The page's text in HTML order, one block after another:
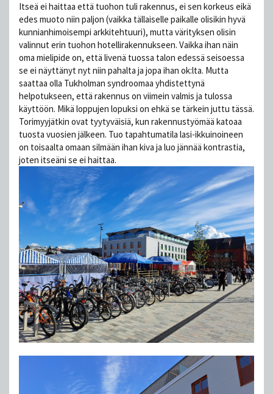
Itseä ei haittaa että tuohon tuli rakennus, ei sen korkeus eikä
edes muoto niin paljon (vaikka tällaiselle paikalle olisikin hyvä
kunnianhimoisempi arkkitehtuuri), mutta värityksen olisin
valinnut erin tuohon hotellirakennukseen. Vaikka ihan näin
oma mielipide on, että livenä tuossa talon edessä seisoessa
se ei näyttänyt nyt niin pahalta ja jopa ihan ok:lta. Mutta
saattaa olla Tukholman syndroomaa yhdistettynä
helpotukseen, että rakennus on viimein valmis ja tulossa
käyttöön. Mikä loppujen lopuksi on ehkä se tärkein juttu tässä.
Torimyyjätkin ovat tyytyväisiä, kun rakennustyömää katoaa
tuosta vuosien jälkeen. Tuo tapahtumatila lasi-ikkuinoineen
on toisaalta omaan silmään ihan kiva ja luo jännää kontrastia,
joten itseäni se ei haittaa.